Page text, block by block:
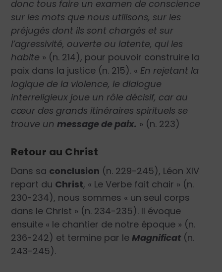
donc tous faire un examen de conscience
sur les mots que nous utilisons, sur les
préjugés dont ils sont chargés et sur
l’agressivité, ouverte ou latente, qui les
habite » (n. 214), pour pouvoir construire la
paix dans la justice (n. 215). « En rejetant la
logique de la violence, le dialogue
interreligieux joue un rôle décisif, car au
cœur des grands itinéraires spirituels se
trouve unmessage de paix. » (n. 223)
Retour au Christ
Dans sa conclusion (n. 229-245), Léon XIV
repart du Christ, « Le Verbe fait chair » (n.
230-234), nous sommes « un seul corps
dans le Christ » (n. 234-235). Il évoque
ensuite « le chantier de notre époque » (n.
236-242) et termine par leMagnificat(n.
243-245).